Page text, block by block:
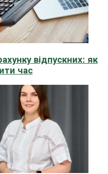
відпускних: як
час